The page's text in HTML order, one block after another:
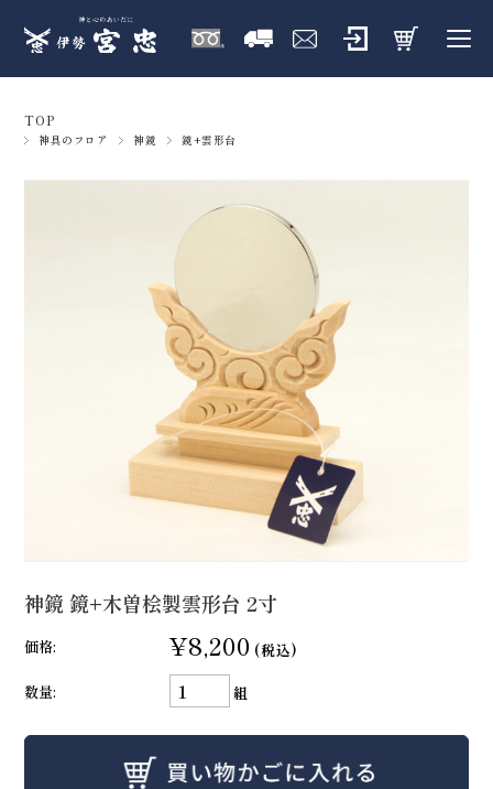
TOP
神具のフロア 神鏡 鏡+雲形台
神鏡 鏡+木曽桧製雲形台 2寸
価格: ¥8,200 (税込)
数量:
組